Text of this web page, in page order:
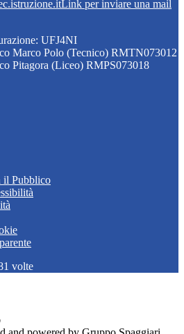
Link per inviare una mail
UFJ4NI
Marco Polo (Tecnico) RMTN073012
Pitagora (Liceo) RMPS073018
il Pubblico
volte